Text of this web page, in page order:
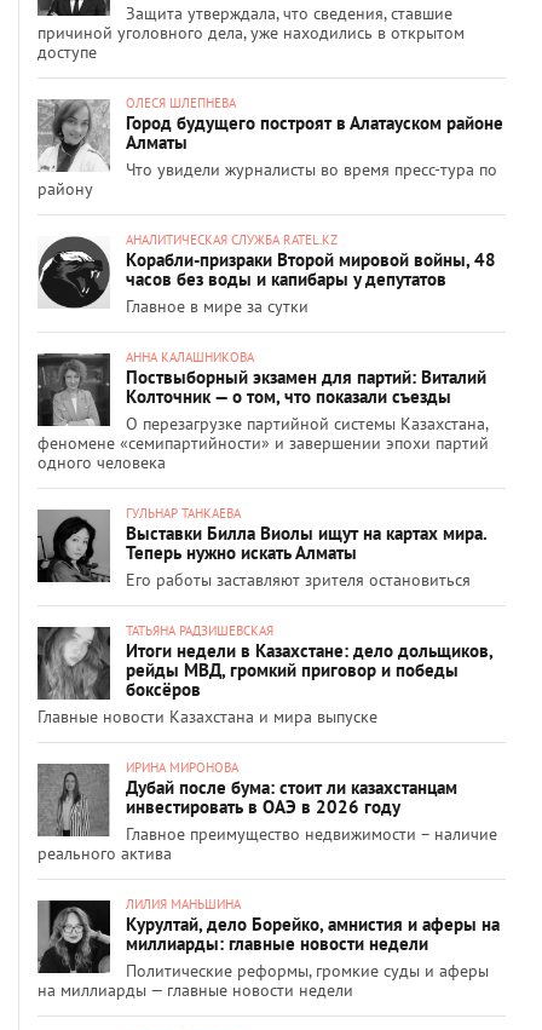
Защита утверждала, что сведения, ставшие
причиной уголовного дела, уже находились в открытом
доступе
ОЛЕСЯ ШЛЕПНЕВА
Город будущего построят в Алатауском районе
Алматы
Что увидели журналисты во время пресс-тура по
району
АНАЛИТИЧЕСКАЯ СЛУЖБА RATEL.KZ
Корабли-призраки Второй мировой войны, 48
часов без воды и капибары у депутатов
Главное в мире за сутки
АННА КАЛАШНИКОВА
Поствыборный экзамен для партий: Виталий
Колточник — о том, что показали съезды
О перезагрузке партийной системы Казахстана,
феномене «семипартийности» и завершении эпохи партий
одного человека
ГУЛЬНАР ТАНКАЕВА
Выставки Билла Виолы ищут на картах мира.
Теперь нужно искать Алматы
Его работы заставляют зрителя остановиться
ТАТЬЯНА РАДЗИШЕВСКАЯ
Итоги недели в Казахстане: дело дольщиков,
рейды МВД, громкий приговор и победы
боксёров
Главные новости Казахстана и мира выпуске
ИРИНА МИРОНОВА
Дубай после бума: стоит ли казахстанцам
инвестировать в ОАЭ в 2026 году
Главное преимущество недвижимости – наличие
реального актива
ЛИЛИЯ МАНЬШИНА
Курултай, дело Борейко, амнистия и аферы на
миллиарды: главные новости недели
Политические реформы, громкие суды и аферы
на миллиарды — главные новости недели